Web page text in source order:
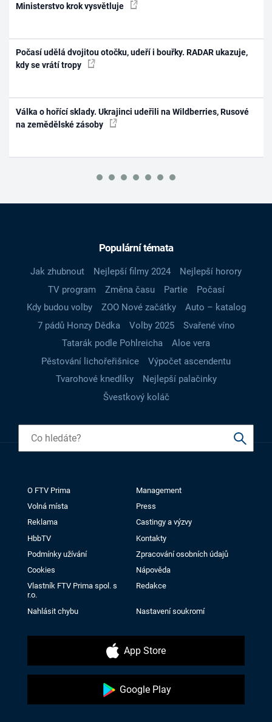
Ministerstvo krok vysvětluje
Počasí udělá dvojitou otočku, udeří i bouřky. RADAR ukazuje,
kdy se vrátí tropy
Válka o hořící sklady. Ukrajinci udeřili na Wildberries, Rusové
na zemědělské zásoby
Populární témata
Jak zhubnout Nejlepší filmy 2024
Nejlepší horory
TV program
Změna času Partie
Počasí
Kdy budou volby
ZOO Nové začátky
Auto – katalog
7 pádů Honzy Dědka
Volby 2025
Svařené víno
Tatarák podle Pohlreicha
Aloe vera
Pěstování lichořeřišnice
Výpočet ascendentu
Tvarohové knedlíky
Nejlepší palačinky
Švestkový koláč
O FTV Prima
Management
Volná místa
Press
Reklama
Castingy a výzvy
HbbTV
Kontakty
Podmínky užívání
Zpracování osobních údajů
Cookies
Nápověda
Vlastník FTV Prima spol. s
r.o.
Redakce
Nahlásit chybu Nastavení soukromí
App Store
Google Play